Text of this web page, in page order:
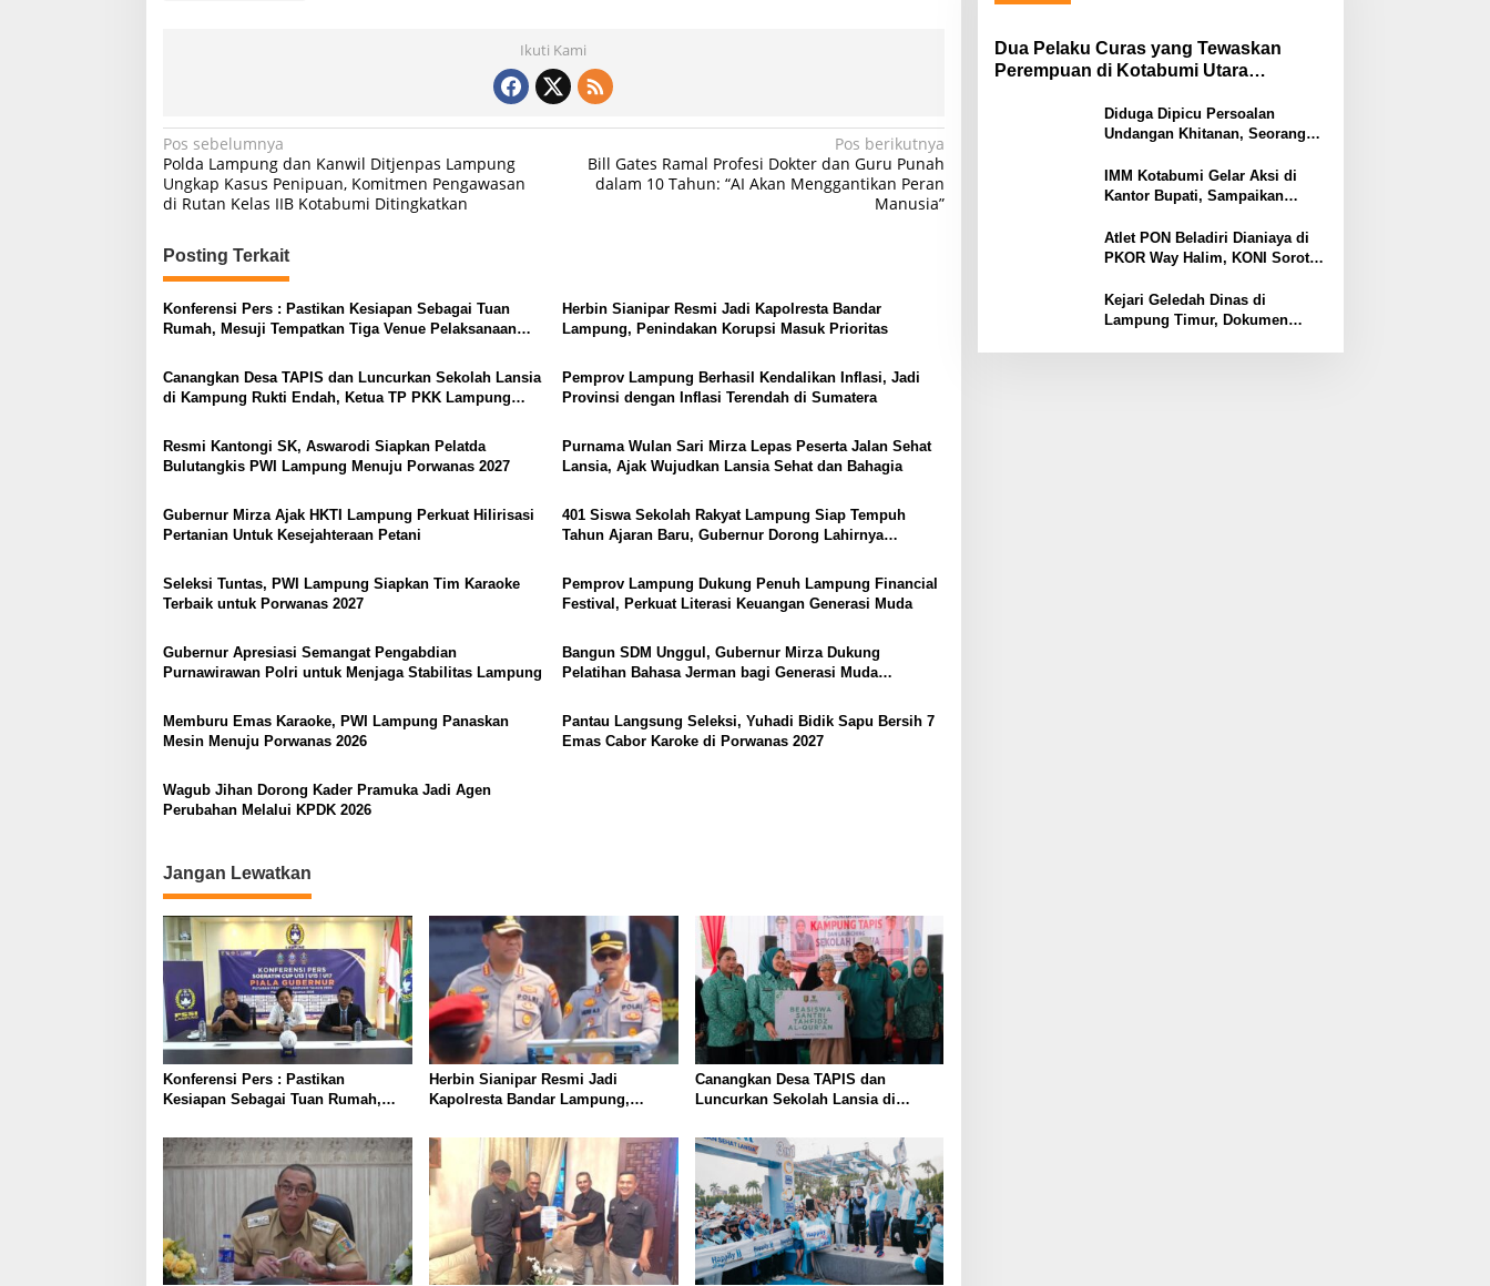
Ikuti Kami
N
a
v
i
g
a
s
i
p
s
Pos sebelumnya
Polda Lampung dan Kanwil Ditjenpas Lampung
Ungkap Kasus Penipuan, Komitmen Pengawasan
di Rutan Kelas IIB Kotabumi Ditingkatkan
Pos berikutnya
Bill Gates Ramal Profesi Dokter dan Guru Punah
dalam 10 Tahun: “AI Akan Menggantikan Peran
Manusia”
Posting Terkait
Konferensi Pers : Pastikan Kesiapan Sebagai Tuan
Rumah, Mesuji Tempatkan Tiga Venue Pelaksanaan
Herbin Sianipar Resmi Jadi Kapolresta Bandar
Lampung, Penindakan Korupsi Masuk Prioritas
Canangkan Desa TAPIS dan Luncurkan Sekolah Lansia
di Kampung Rukti Endah, Ketua TP PKK Lampung
Pemprov Lampung Berhasil Kendalikan Inflasi, Jadi
Provinsi dengan Inflasi Terendah di Sumatera
Resmi Kantongi SK, Aswarodi Siapkan Pelatda
Bulutangkis PWI Lampung Menuju Porwanas 2027
Purnama Wulan Sari Mirza Lepas Peserta Jalan Sehat
Lansia, Ajak Wujudkan Lansia Sehat dan Bahagia
Gubernur Mirza Ajak HKTI Lampung Perkuat Hilirisasi
Pertanian Untuk Kesejahteraan Petani
401 Siswa Sekolah Rakyat Lampung Siap Tempuh
Tahun Ajaran Baru, Gubernur Dorong Lahirnya
Seleksi Tuntas, PWI Lampung Siapkan Tim Karaoke
Terbaik untuk Porwanas 2027
Pemprov Lampung Dukung Penuh Lampung Financial
Festival, Perkuat Literasi Keuangan Generasi Muda
Gubernur Apresiasi Semangat Pengabdian
Purnawirawan Polri untuk Menjaga Stabilitas Lampung
Bangun SDM Unggul, Gubernur Mirza Dukung
Pelatihan Bahasa Jerman bagi Generasi Muda
Memburu Emas Karaoke, PWI Lampung Panaskan
Mesin Menuju Porwanas 2026
Pantau Langsung Seleksi, Yuhadi Bidik Sapu Bersih 7
Emas Cabor Karoke di Porwanas 2027
Wagub Jihan Dorong Kader Pramuka Jadi Agen
Perubahan Melalui KPDK 2026
Jangan Lewatkan
Konferensi Pers : Pastikan
Kesiapan Sebagai Tuan Rumah,
Pelaksanaan Soeratin Cup Piala
Gubernur Lampung
Herbin Sianipar Resmi Jadi
Kapolresta Bandar Lampung,
Prioritas
Canangkan Desa TAPIS dan
Luncurkan Sekolah Lansia di
PKK Lampung Dorong
Pembangunan SDM Dimulai dari
Dua Pelaku Curas yang Tewaskan
Perempuan di Kotabumi Utara
Diduga Dipicu Persoalan
Undangan Khitanan, Seorang
Tertembak
IMM Kotabumi Gelar Aksi di
Kantor Bupati, Sampaikan
Pemkab Lampung Utara
Atlet PON Beladiri Dianiaya di
PKOR Way Halim, KONI Soroti
Kawasan
Kejari Geledah Dinas di
Lampung Timur, Dokumen